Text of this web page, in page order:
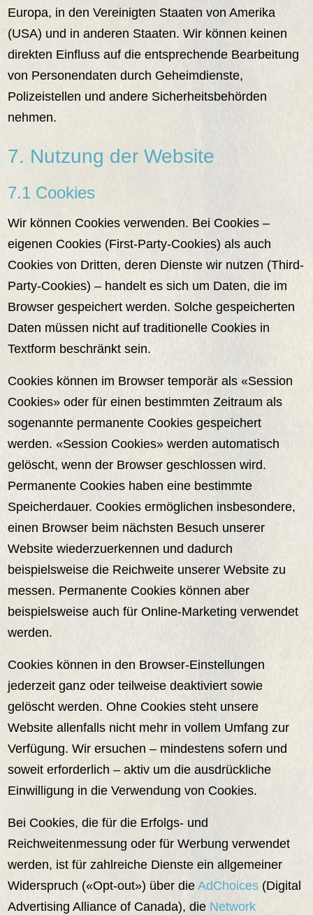
Europa, in den Vereinigten Staaten von Amerika
(USA) und in anderen Staaten. Wir können keinen
direkten Einfluss auf die entsprechende Bearbeitung
von Personendaten durch Geheimdienste,
Polizeistellen und andere Sicherheitsbehörden
nehmen.
7. Nutzung der Website
7.1 Cookies
Wir können Cookies verwenden. Bei Cookies –
eigenen Cookies (First-Party-Cookies) als auch
Cookies von Dritten, deren Dienste wir nutzen (Third-
Party-Cookies) – handelt es sich um Daten, die im
Browser gespeichert werden. Solche gespeicherten
Daten müssen nicht auf traditionelle Cookies in
Textform beschränkt sein.
Cookies können im Browser temporär als «Session
Cookies» oder für einen bestimmten Zeitraum als
sogenannte permanente Cookies gespeichert
werden. «Session Cookies» werden automatisch
gelöscht, wenn der Browser geschlossen wird.
Permanente Cookies haben eine bestimmte
Speicherdauer. Cookies ermöglichen insbesondere,
einen Browser beim nächsten Besuch unserer
Website wiederzuerkennen und dadurch
beispielsweise die Reichweite unserer Website zu
messen. Permanente Cookies können aber
beispielsweise auch für Online-Marketing verwendet
werden.
Cookies können in den Browser-Einstellungen
jederzeit ganz oder teilweise deaktiviert sowie
gelöscht werden. Ohne Cookies steht unsere
Website allenfalls nicht mehr in vollem Umfang zur
Verfügung. Wir ersuchen – mindestens sofern und
soweit erforderlich – aktiv um die ausdrückliche
Einwilligung in die Verwendung von Cookies.
Bei Cookies, die für die Erfolgs- und
Reichweitenmessung oder für Werbung verwendet
werden, ist für zahlreiche Dienste ein allgemeiner
Widerspruch («Opt-out») über dieAdChoices (Digital
Advertising Alliance of Canada), die Network